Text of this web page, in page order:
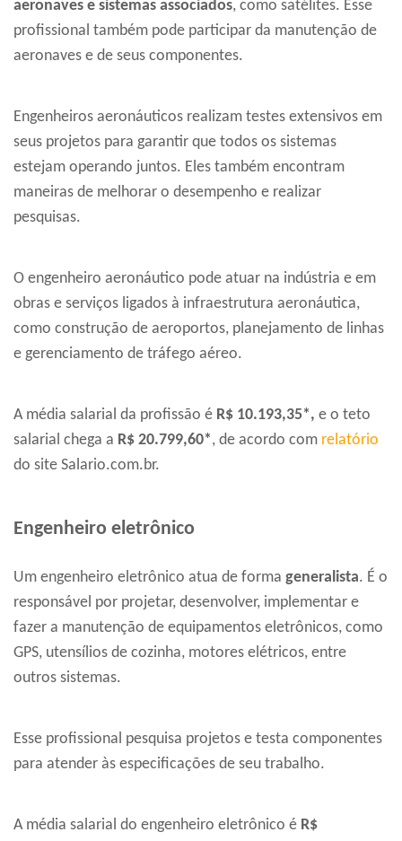
aeronaves e sistemas associados, como satélites. Esse
profissional também pode participar da manutenção de
aeronaves e de seus componentes.
Engenheiros aeronáuticos realizam testes extensivos em
seus projetos para garantir que todos os sistemas
estejam operando juntos. Eles também encontram
maneiras de melhorar o desempenho e realizar
pesquisas.
O engenheiro aeronáutico pode atuar na indústria e em
obras e serviços ligados à infraestrutura aeronáutica,
como construção de aeroportos, planejamento de linhas
e gerenciamento de tráfego aéreo.
A média salarial da profissão é R$ 10.193,35*, e o teto
salarial chega a R$ 20.799,60*, de acordo com relatório
do site Salario.com.br.
Engenheiro eletrônico
Um engenheiro eletrônico atua de forma generalista. É o
responsável por projetar, desenvolver, implementar e
fazer a manutenção de equipamentos eletrônicos, como
GPS, utensílios de cozinha, motores elétricos, entre
outros sistemas.
Esse profissional pesquisa projetos e testa componentes
para atender às especificações de seu trabalho.
A média salarial do engenheiro eletrônico é R$